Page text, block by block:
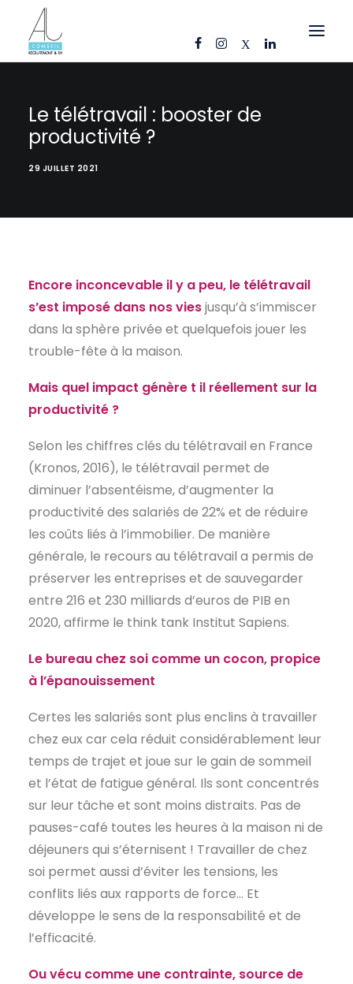
CANDIDATS
ENTREPRISES
CONTACT
FR
Le télétravail : booster de
productivité ?
29 JUILLET 2021
Encore inconcevable il y a peu, le télétravail
s’est imposé dans nos viesjusqu’à s’immiscer
dans la sphère privée et quelquefois jouer les
trouble-fête à la maison.
Mais quel impact génère t il réellement sur la
productivité ?
Selon les chiffres clés du télétravail en France
(Kronos, 2016), le télétravail permet de
diminuer l’absentéisme, d’augmenter la
productivité des salariés de 22% et de réduire
les coûts liés à l’immobilier. De manière
générale, le recours au télétravail a permis de
préserver les entreprises et de sauvegarder
entre 216 et 230 milliards d’euros de PIB en
2020, affirme le think tank Institut Sapiens.
Le bureau chez soi comme un cocon, propice
à l’épanouissement
Certes les salariés sont plus enclins à travailler
chez eux car cela réduit considérablement leur
temps de trajet et joue sur le gain de sommeil
et l’état de fatigue général. Ils sont concentrés
sur leur tâche et sont moins distraits. Pas de
pauses-café toutes les heures à la maison ni de
déjeuners qui s’éternisent ! Travailler de chez
soi permet aussi d’éviter les tensions, les
conflits liés aux rapports de force… Et
développe le sens de la responsabilité et de
l’efficacité.
Ou vécu comme une contrainte, source de